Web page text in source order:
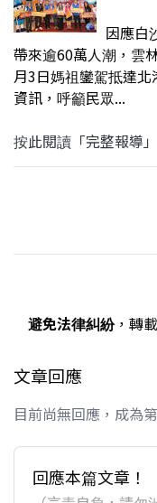
因應白
帶來逾60萬人潮，雲
月3日媽祖鑾駕抵達
資訊，呼籲民眾...
按此閱讀「完整報導」
避免法律糾紛，轉
文章回應
目前尚無回應，成為
回應本篇文章！